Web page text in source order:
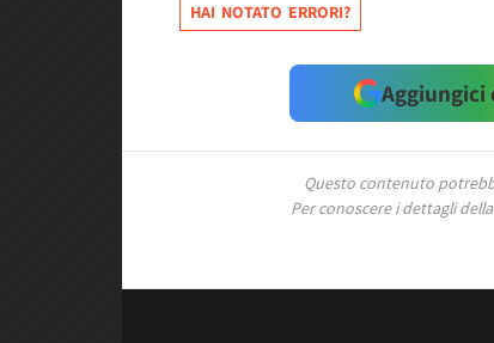
HAI NOTATO ERRORI?
Aggiungici
Questo contenuto
Per conoscere i dettagli